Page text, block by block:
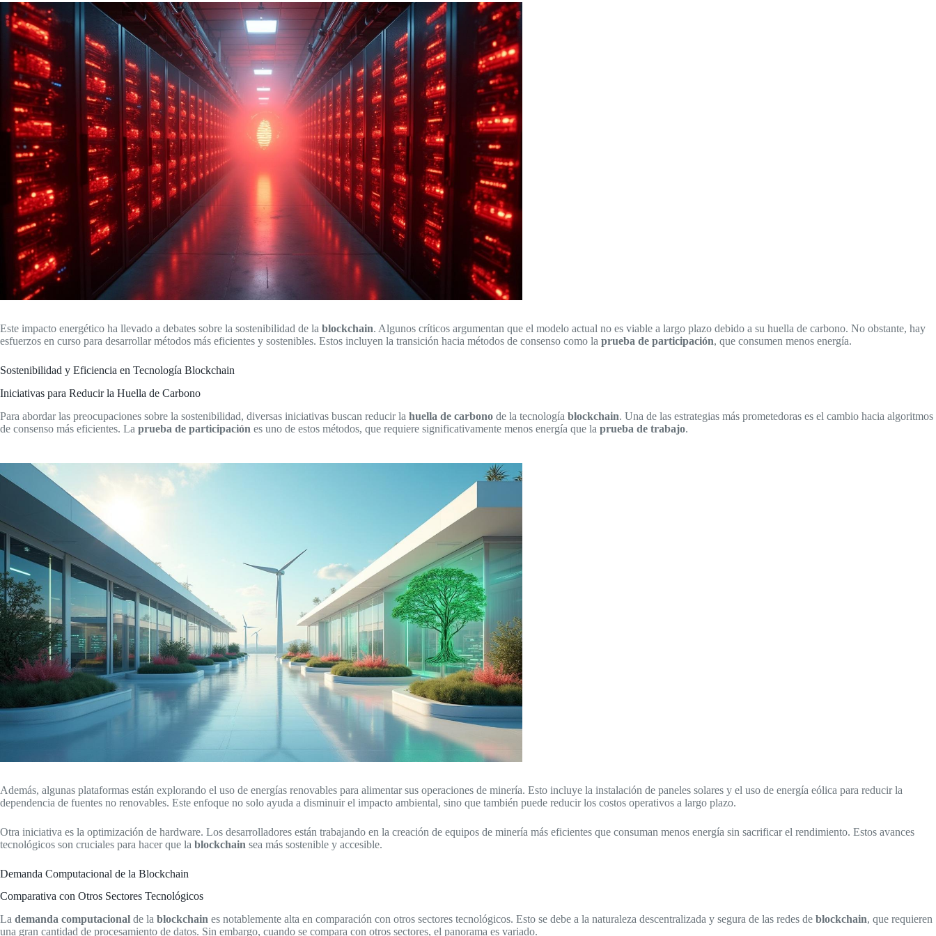
Este impacto energético ha llevado a debates sobre la sostenibilidad de la blockchain. Algunos críticos argumentan que el modelo actual no es viable a largo plazo debido a su huella de carbono. No obstante, hay
esfuerzos en curso para desarrollar métodos más eficientes y sostenibles. Estos incluyen la transición hacia métodos de consenso como la prueba de participación, que consumen menos energía.
Sostenibilidad y Eficiencia en Tecnología Blockchain
Iniciativas para Reducir la Huella de Carbono
Para abordar las preocupaciones sobre la sostenibilidad, diversas iniciativas buscan reducir la huella de carbono de la tecnología blockchain. Una de las estrategias más prometedoras es el cambio hacia algoritmos
de consenso más eficientes. La prueba de participación es uno de estos métodos, que requiere significativamente menos energía que la prueba de trabajo.
Además, algunas plataformas están explorando el uso de energías renovables para alimentar sus operaciones de minería. Esto incluye la instalación de paneles solares y el uso de energía eólica para reducir la
dependencia de fuentes no renovables. Este enfoque no solo ayuda a disminuir el impacto ambiental, sino que también puede reducir los costos operativos a largo plazo.
Otra iniciativa es la optimización de hardware. Los desarrolladores están trabajando en la creación de equipos de minería más eficientes que consuman menos energía sin sacrificar el rendimiento. Estos avances
tecnológicos son cruciales para hacer que la blockchain sea más sostenible y accesible.
Demanda Computacional de la Blockchain
Comparativa con Otros Sectores Tecnológicos
La demanda computacional de la blockchain es notablemente alta en comparación con otros sectores tecnológicos. Esto se debe a la naturaleza descentralizada y segura de las redes de blockchain, que requieren
una gran cantidad de procesamiento de datos. Sin embargo, cuando se compara con otros sectores, el panorama es variado.